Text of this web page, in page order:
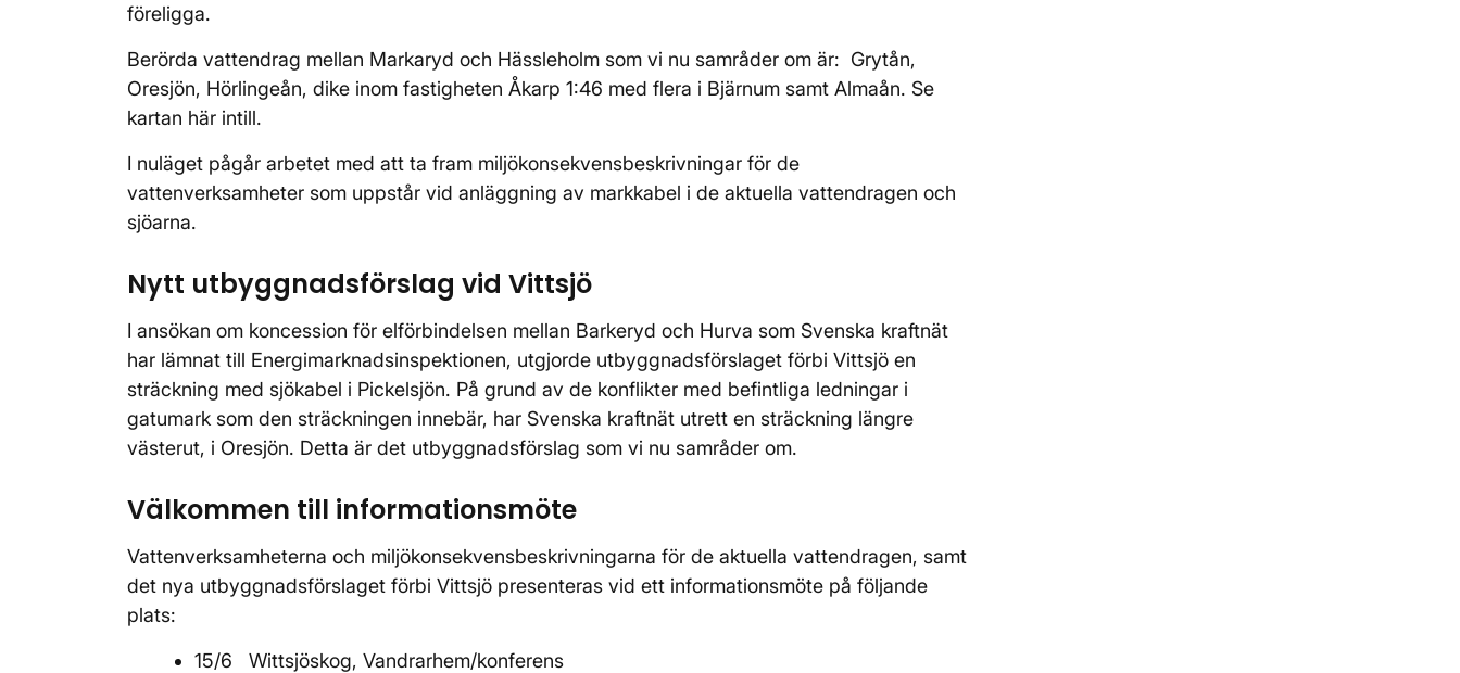
föreligga.
Berörda vattendrag mellan Markaryd och Hässleholm som vi nu samråder om är: Grytån,
Oresjön, Hörlingeån, dike inom fastigheten Åkarp 1:46 med flera i Bjärnum samt Almaån. Se
kartan här intill.
I nuläget pågår arbetet med att ta fram miljökonsekvensbeskrivningar för de
vattenverksamheter som uppstår vid anläggning av markkabel i de aktuella vattendragen och
sjöarna.
Nytt utbyggnadsförslag vid Vittsjö
I ansökan om koncession för elförbindelsen mellan Barkeryd och Hurva som Svenska kraftnät
har lämnat till Energimarknadsinspektionen, utgjorde utbyggnadsförslaget förbi Vittsjö en
sträckning med sjökabel i Pickelsjön. På grund av de konflikter med befintliga ledningar i
gatumark som den sträckningen innebär, har Svenska kraftnät utrett en sträckning längre
västerut, i Oresjön. Detta är det utbyggnadsförslag som vi nu samråder om.
Välkommen till informationsmöte
Vattenverksamheterna och miljökonsekvensbeskrivningarna för de aktuella vattendragen, samt
det nya utbyggnadsförslaget förbi Vittsjö presenteras vid ett informationsmöte på följande
plats:
15/6 Wittsjöskog, Vandrarhem/konferens